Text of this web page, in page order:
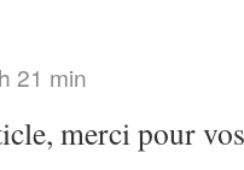
21 min
merci pour